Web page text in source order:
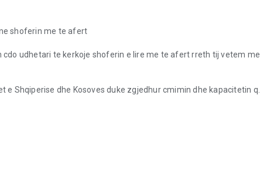
shoferin me te afert
cdo udhetari te kerkoje shoferin e lire me te afert rreth tij vetem me
e Shqiperise dhe Kosoves duke zgjedhur cmimin dhe kapacitetin qe